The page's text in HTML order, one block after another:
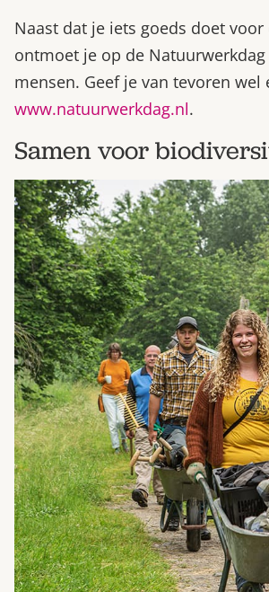
Naast dat je iets goeds doet
ontmoet je op de
mensen. Geef je van tevoren wel
www.natuurwerkdag.nl.
Samen voor